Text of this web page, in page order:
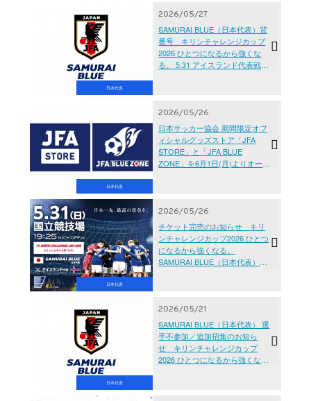
日本代表
2026/05/27
SAMURAI BLUE（日本代表）背
番号 キリンチャレンジカップ
2026 ひとつになるから強くな
る。 5.31 アイスランド代表戦
日本代表
2026/05/26
日本サッカー協会 期間限定オフ
ィシャルグッズストア「JFA
STORE」と「JFA BLUE
ZONE」を6月1日(月)よりオープ
日本代表
2026/05/26
チケット完売のお知らせ キリ
ンチャレンジカップ2026 ひとつ
になるから強くなる。
SAMURAI BLUE（日本代表）対
日本代表
2026/05/21
SAMURAI BLUE（日本代表） 選
手不参加／追加招集のお知ら
せ キリンチャレンジカップ
2026 ひとつになるから強くな